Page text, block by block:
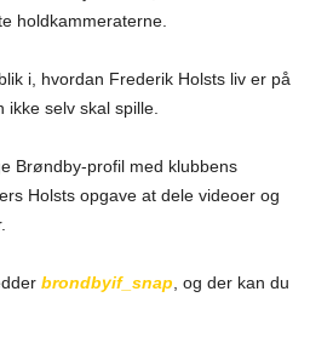
holdkammeraterne.
i, hvordan Frederik Holsts liv er på
selv skal spille.
Brøndby-profil med klubbens
Holsts opgave at dele videoer og
brondbyif_snap , og der kan du